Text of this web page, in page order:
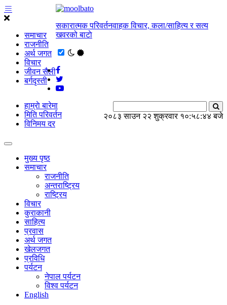
समाचार
राजनीति
अर्थ जगत
विचार
जीवन सैली
बर्गदृस्ती
सकारात्मक परिवर्तनवाहक विचार, कला/साहित्य र सत्य
खवरको बाटाे
२०८३ साउन २२ शुक्रवार १०:५८:४४ बजे
हाम्राे बारेमा
मिति परिवर्तन
विनिमय दर
मुख्य पृष्ठ
समाचार
राजनीति
अन्तराष्ट्रिय
राष्ट्रिय
विचार
कुराकानी
साहित्य
प्रवास
अर्थ जगत
खेलजगत
प्रविधि
पर्यटन
नेपाल पर्यटन
विश्व पर्यटन
English